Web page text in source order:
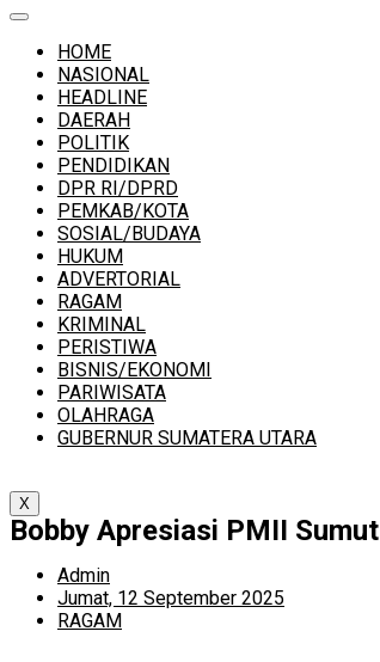
HOME
NASIONAL
HEADLINE
DAERAH
POLITIK
PENDIDIKAN
DPR RI/DPRD
PEMKAB/KOTA
SOSIAL/BUDAYA
HUKUM
ADVERTORIAL
RAGAM
KRIMINAL
PERISTIWA
BISNIS/EKONOMI
PARIWISATA
OLAHRAGA
GUBERNUR SUMATERA UTARA
X
Bobby Apresiasi PMII Sumut
Admin
Jumat, 12 September 2025
RAGAM